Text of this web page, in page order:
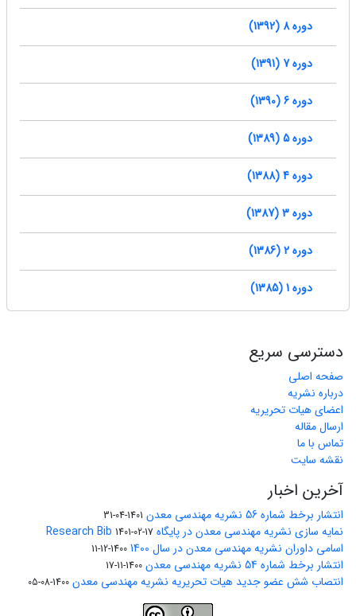
دوره 8 (1392)
دوره 7 (1391)
دوره 6 (1390)
دوره 5 (1389)
دوره 4 (1388)
دوره 3 (1387)
دوره 2 (1386)
دوره 1 (1385)
دسترسی سریع
صفحه اصلی
درباره نشریه
اعضای هیات تحریریه
ارسال مقاله
تماس با ما
نقشه سایت
آخرین اخبار
انتشار برخط شماره 56 نشریه مهندسی معدن 1401-04-31
نمایه سازی نشریه مهندسی معدن در پایگاه Research Bib 1401-02-17
اسامی داوران نشریه مهندسی معدن در سال 1400 1400-12-11
انتشار برخط شماره 54 نشریه مهندسی معدن 1400-11-17
انتصاب شش عضو جدید هیات تحریریه نشریه مهندسی معدن 1400-08-05